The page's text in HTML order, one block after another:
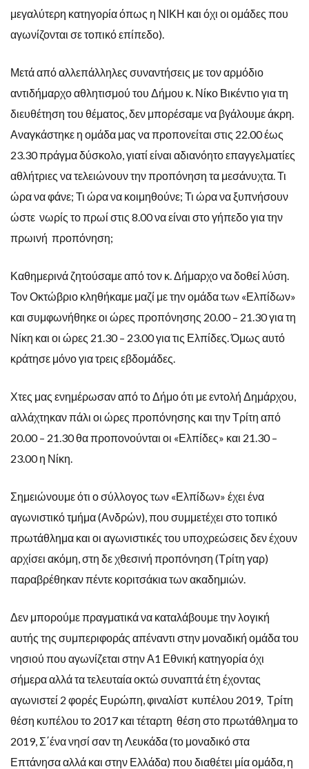
μεγαλύτερη κατηγορία όπως η ΝΙΚΗ και όχι οι ομάδες που
αγωνίζονται σε τοπικό επίπεδο).
Μετά από αλλεπάλληλες συναντήσεις με τον αρμόδιο
αντιδήμαρχο αθλητισμού του Δήμου κ. Νίκο Βικέντιο για τη
διευθέτηση του θέματος, δεν μπορέσαμε να βγάλουμε άκρη.
Αναγκάστηκε η ομάδα μας να προπονείται στις 22.00 έως
23.30 πράγμα δύσκολο, γιατί είναι αδιανόητο επαγγελματίες
αθλήτριες να τελειώνουν την προπόνηση τα μεσάνυχτα. Τι
ώρα να φάνε; Τι ώρα να κοιμηθούνε; Τι ώρα να ξυπνήσουν
ώστε νωρίς το πρωί στις 8.00 να είναι στο γήπεδο για την
πρωινή προπόνηση;
Καθημερινά ζητούσαμε από τον κ. Δήμαρχο να δοθεί λύση.
Τον Οκτώβριο κληθήκαμε μαζί με την ομάδα των «Ελπίδων»
και συμφωνήθηκε οι ώρες προπόνησης 20.00 – 21.30 για τη
Νίκη και οι ώρες 21.30 – 23.00 για τις Ελπίδες. Όμως αυτό
κράτησε μόνο για τρεις εβδομάδες.
Χτες μας ενημέρωσαν από το Δήμο ότι με εντολή Δημάρχου,
αλλάχτηκαν πάλι οι ώρες προπόνησης και την Τρίτη από
20.00 – 21.30 θα προπονούνται οι «Ελπίδες» και 21.30 –
23.00 η Νίκη.
Σημειώνουμε ότι ο σύλλογος των «Ελπίδων» έχει ένα
αγωνιστικό τμήμα (Ανδρών), που συμμετέχει στο τοπικό
πρωτάθλημα και οι αγωνιστικές του υποχρεώσεις δεν έχουν
αρχίσει ακόμη, στη δε χθεσινή προπόνηση (Τρίτη γαρ)
παραβρέθηκαν πέντε κοριτσάκια των ακαδημιών.
Δεν μπορούμε πραγματικά να καταλάβουμε την λογική
αυτής της συμπεριφοράς απέναντι στην μοναδική ομάδα του
νησιού που αγωνίζεται στην Α1 Εθνική κατηγορία όχι
σήμερα αλλά τα τελευταία οκτώ συναπτά έτη έχοντας
αγωνιστεί 2 φορές Ευρώπη, φιναλίστ κυπέλου 2019, Τρίτη
θέση κυπέλου το 2017 και τέταρτη θέση στο πρωτάθλημα το
2019, Σ΄ένα νησί σαν τη Λευκάδα (το μοναδικό στα
Επτάνησα αλλά και στην Ελλάδα) που διαθέτει μία ομάδα, η